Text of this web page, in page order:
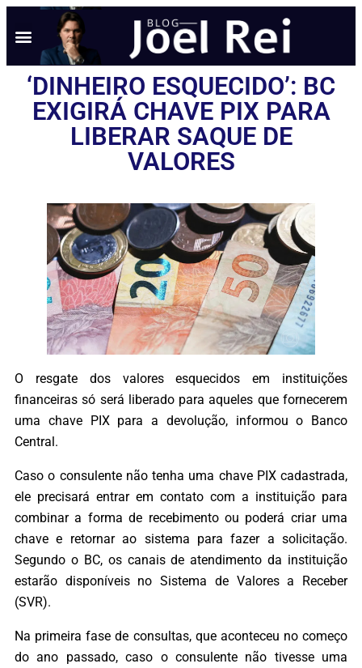
‘DINHEIRO ESQUECIDO’: BC
EXIGIRÁ CHAVE PIX PARA
LIBERAR SAQUE DE
VALORES
O resgate dos valores esquecidos em instituições
financeiras só será liberado para aqueles que fornecerem
uma chave PIX para a devolução, informou o Banco
Central.
Caso o consulente não tenha uma chave PIX cadastrada,
ele precisará entrar em contato com a instituição para
combinar a forma de recebimento ou poderá criar uma
chave e retornar ao sistema para fazer a solicitação.
Segundo o BC, os canais de atendimento da instituição
estarão disponíveis no Sistema de Valores a Receber
(SVR).
Na primeira fase de consultas, que aconteceu no começo
do ano passado, caso o consulente não tivesse uma